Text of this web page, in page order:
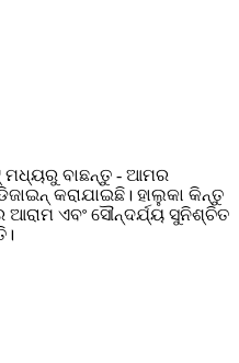
ମଧ୍ୟରୁ ବାଛନ୍ତୁ - ଆମର
କରାଯାଇଛି। ହାଲୁକା କିନ୍ତୁ
ଏବଂ ସୌନ୍ଦର୍ଯ୍ୟ ସୁନିଶ୍ଚିତ